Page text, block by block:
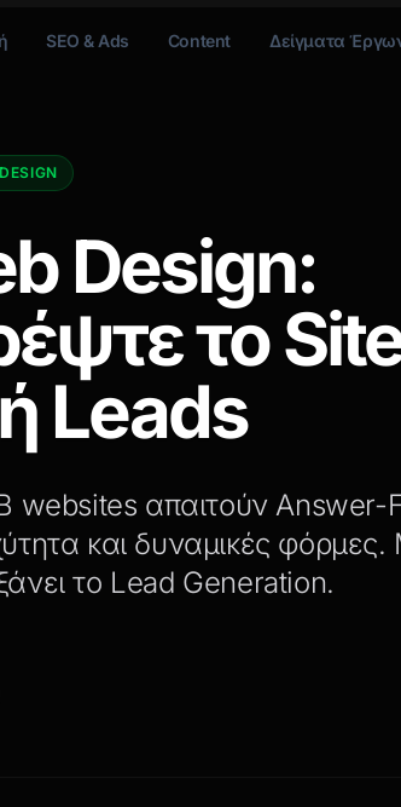
SEO & Ads Content Δείγματα
Design:
το
Leads
websites απαιτούν Answer-
και δυναμικές
το Lead Generation.